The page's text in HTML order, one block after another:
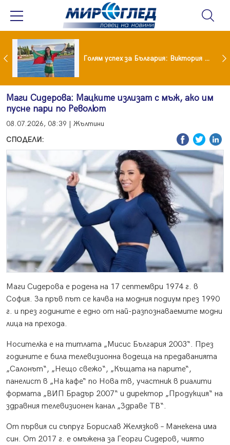
Ангелова грабна световна титла в тройния скок Симона Пейчева отиде на море след убийството на Владо Загатото, скарала се с него за пари
Маги Сидерова: Мацките излизат с мъж, ако им
пусне пари по Револют
08.07.2026, 08:39 | Жълтини
СПОДЕЛИ:
Маги Сидерова е родена на 17 септември 1974 г. в
София. За пръв път се качва на модния подиум през 1990
г. и през годините е едно от най-разпознаваемите модни
лица на прехода.
Носителка е на титлата „Мисис България 2003“. През
годините е била телевизионна водеща на предаванията
„Салонът“, „Нещо свежо“, „Къщата на парите“,
панелист в „На кафе“ по Нова тв, участник в риалити
формата „ВИП Брадър 2007“ и директор „Продукция“ на
здравния телевизионен канал „Здраве ТВ“.
От първия си съпруг Борислав Желязков – Манекена има
син. От 2017 г. е омъжена за Георги Сидеров, чиято